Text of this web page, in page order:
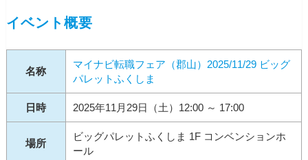
イベント概要
名称
マイナビ転職フェア（郡山）2025/11/29 ビッグ
パレットふくしま
日時 2025年11月29日（土）12:00 ～ 17:00
場所
ビッグパレットふくしま 1F コンベンションホ
ール